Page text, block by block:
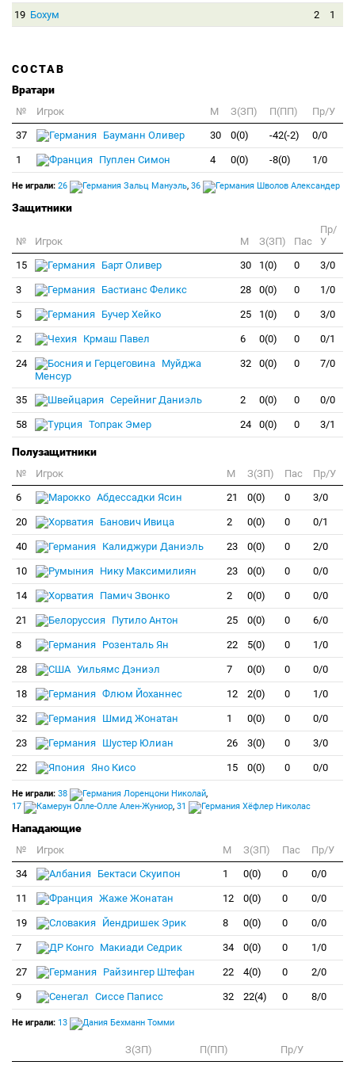
19 Бохум 2 1
СОСТАВ
Вратари
№ Игрок M З(ЗП) П(ПП)
Пр/У
37
Бауманн Оливер 30 0(0) -42(-2) 0/0
1 Пуплен Симон 4 0(0) -8(0) 1/0
Не играли: 26 Зальц Мануэль, 36 Шволов Александер
Защитники
№ Игрок M З(ЗП) Пас
Пр/
У
15
Барт Оливер 30 1(0) 0 3/0
3 Бастианс Феликс 28 0(0) 0 1/0
5 Бучер Хейко 25 1(0) 0 3/0
2 Крмаш Павел 6 0(0) 0 0/1
24
Муйджа
Менсур
32 0(0) 0 7/0
35 Серейниг Даниэль 2 0(0) 0 0/0
58 Топрак Эмер 24 0(0) 0 3/1
Полузащитники
№ Игрок M З(ЗП) Пас
Пр/У
6
Абдессадки Ясин 21 0(0) 0 3/0
20 Банович Ивица 2 0(0) 0 0/1
40 Калиджури Даниэль 23 0(0) 0 2/0
10 Нику Максимилиян 23 0(0) 0 0/0
14 Памич Звонко 2 0(0) 0 0/0
21 Путило Антон 25 0(0) 0 6/0
8 Розенталь Ян 22 5(0) 0 1/0
28 Уильямс Дэниэл 7 0(0) 0 0/0
18 Флюм Йоханнес 12 2(0) 0 1/0
32 Шмид Жонатан 1 0(0) 0 0/0
23 Шустер Юлиан 26 3(0) 0 3/0
22 Яно Кисо 15 0(0) 0 0/0
Не играли: 38 Лоренцони Николай,
17
Олле-Олле Ален-Жуниор, 31 Хёфлер Николас
Нападающие
№ Игрок M З(ЗП) Пас
Пр/У
34
Бектаси Скуипон 1 0(0) 0 0/0
11 Жаже Жонатан 12 0(0) 0 0/0
19 Йендришек Эрик 8 0(0) 0 0/0
7 Макиади Седрик 34 0(0) 0 1/0
27 Райзингер Штефан 22 4(0) 0 2/0
9 Сиссе Паписс 32 22(4) 0 8/0
Не играли: 13 Бехманн Томми
З(ЗП) П(ПП)
Пр/У